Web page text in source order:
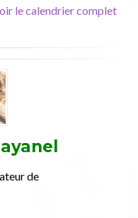
le calendrier complet
de